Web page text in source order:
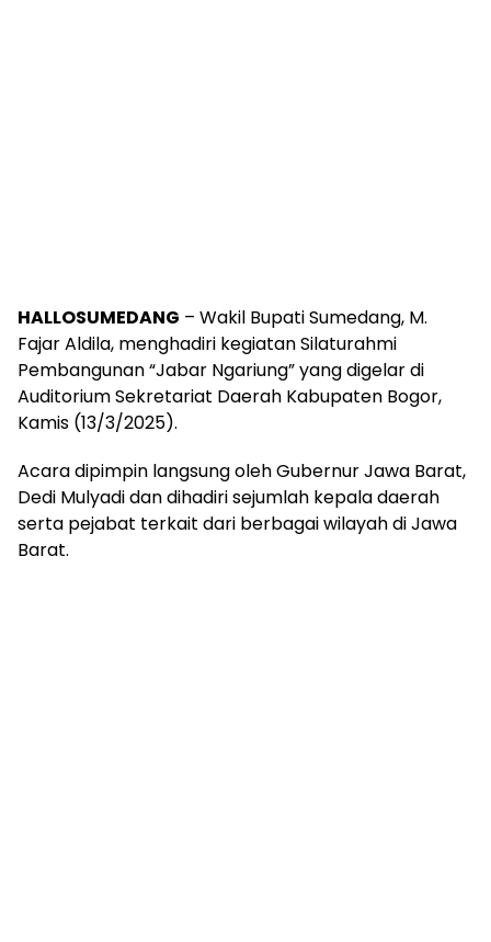
HALLOSUMEDANG – Wakil Bupati Sumedang, M.
Fajar Aldila, menghadiri kegiatan Silaturahmi
Pembangunan “Jabar Ngariung” yang digelar di
Auditorium Sekretariat Daerah Kabupaten Bogor,
Kamis (13/3/2025).
Acara dipimpin langsung oleh Gubernur Jawa Barat,
Dedi Mulyadi dan dihadiri sejumlah kepala daerah
serta pejabat terkait dari berbagai wilayah di Jawa
Barat.